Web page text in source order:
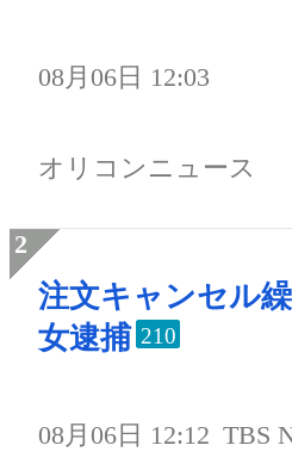
08月06日 12:03
オリコンニュース
注文キャンセル繰
女逮捕 210
08月06日 12:12 TBS